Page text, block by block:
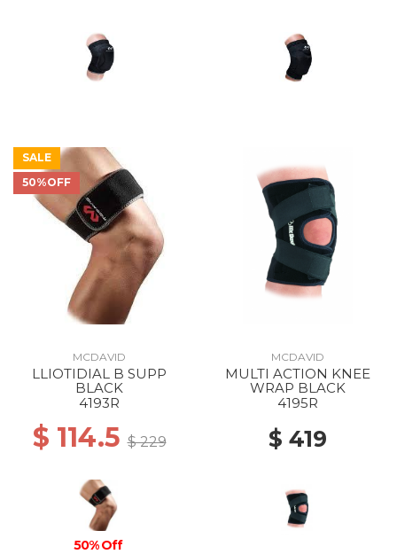
SALE
50%OFF
MCDAVID
LLIOTIDIAL B SUPP
BLACK
4193R
$ 114.5$ 229
50% Off
MCDAVID
MULTI ACTION KNEE
WRAP BLACK
4195R
$ 419